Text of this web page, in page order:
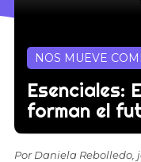
NOS MUEVE
Esenciales:
forman el
Por Daniela Rebolledo,